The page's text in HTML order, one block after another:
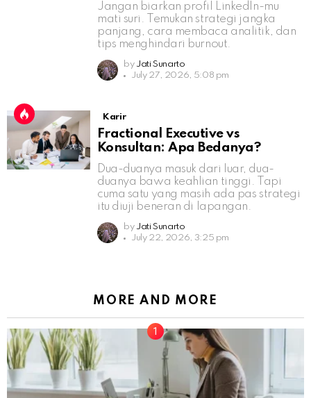
Jangan biarkan profil LinkedIn-mu
mati suri. Temukan strategi jangka
panjang, cara membaca analitik, dan
tips menghindari burnout.
by Jati Sunarto
July 27, 2026, 5:08 pm
Karir
Fractional Executive vs
Konsultan: Apa Bedanya?
Dua-duanya masuk dari luar, dua-
duanya bawa keahlian tinggi. Tapi
cuma satu yang masih ada pas strategi
itu diuji beneran di lapangan.
by Jati Sunarto
July 22, 2026, 3:25 pm
MORE AND MORE